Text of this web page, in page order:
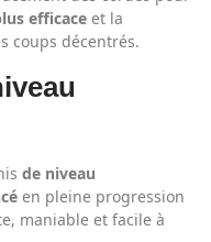
efficace et la
coups décentrés.
de niveau
en pleine progression
maniable et facile à